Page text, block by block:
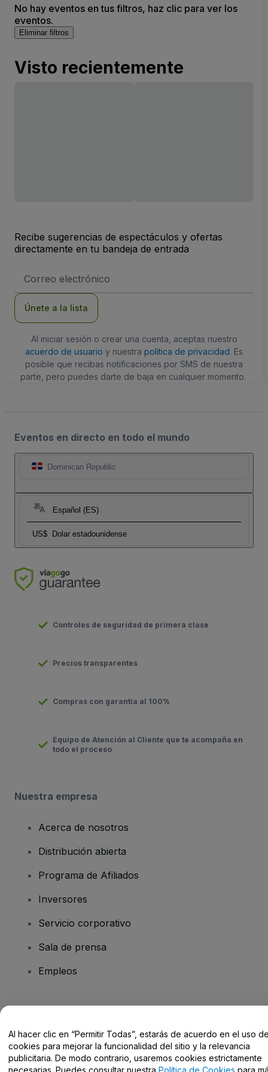
No hay eventos en tus filtros, haz clic para ver los
eventos.
Eliminar filtros
Visto recientemente
Recibe sugerencias de espectáculos y ofertas
directamente en tu bandeja de entrada
de
Únete a la lista
Al iniciar sesión o crear una cuenta, aceptas nuestro
acuerdo de usuario y nuestra política de privacidad. Es
posible que recibas notificaciones por SMS de nuestra
parte, pero puedes darte de baja en cualquier momento.
Eventos en directo en todo el mundo
Dominican Republic
Español (ES)
US$ Dolar estadounidense
Controles de seguridad de primera clase
Precios transparentes
Compras con garantía al 100%
Equipo de Atención al Cliente que te acompaña en
todo el proceso
Nuestra empresa
Acerca de nosotros
Distribución abierta
Programa de Afiliados
Inversores
Servicio corporativo
Sala de prensa
Empleos
Centro de Ayuda / Contacto
Al hacer clic en “Permitir Todas”, estarás de acuerdo en el uso
cookies para mejorar la funcionalidad del sitio y la relevancia
publicitaria. De modo contrario, usaremos cookies estrictamente
necesarias. Puedes consultar nuestra Política de Cookies para